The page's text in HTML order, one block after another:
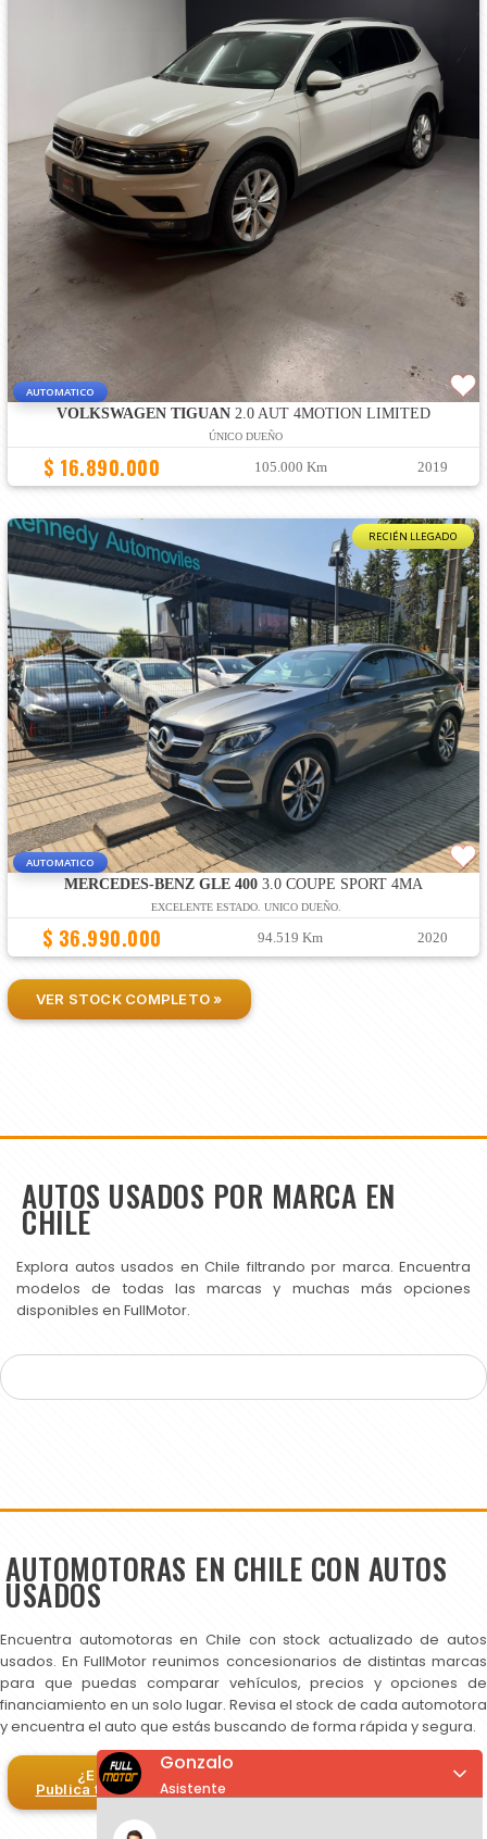
AUTOMATICO
VOLKSWAGEN TIGUAN2.0 AUT 4MOTION LIMITED
ÚNICO DUEÑO
$ 16.890.000 105.000 Km 2019
RECIÉN LLEGADO
AUTOMATICO
MERCEDES-BENZ GLE 4003.0 COUPE SPORT 4MA
EXCELENTE ESTADO. UNICO DUEÑO.
$ 36.990.000 94.519 Km 2020
VER STOCK COMPLETO »
AUTOS USADOS POR MARCA EN
CHILE
Explora autos usados en Chile filtrando por marca. Encuentra
modelos de todas las marcas y muchas más opciones
disponibles en FullMotor.
AUTOMOTORAS EN CHILE CON AUTOS
USADOS
Encuentra automotoras en Chile con stock actualizado de autos
usados. En FullMotor reunimos concesionarios de distintas marcas
para que puedas comparar vehículos, precios y opciones de
financiamiento en un solo lugar. Revisa el stock de cada automotora
y encuentra el auto que estás buscando de forma rápida y segura.
¿Eres automotora?
Publica tus autos en FullMotor
Gonzalo
Asistente